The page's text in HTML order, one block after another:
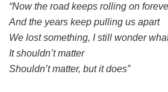
“Now the road keeps rolling on
And the years keep pulling us apart
We lost something, I still wonder
It shouldn’t matter
Shouldn’t matter, but it does”